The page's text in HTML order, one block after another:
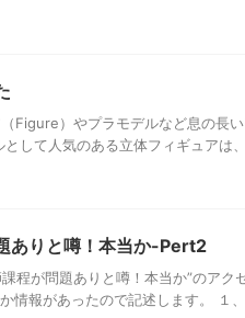
Figure）やプラモデルなど息の長
して人気のある立体フィギュアは
ありと噂！本当か-Pert2
程が問題ありと噂！本当か”のアク
情報があったので記述します。 １